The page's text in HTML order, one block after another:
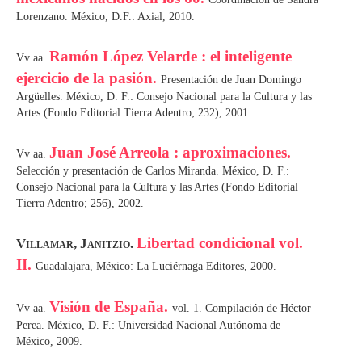
Lorenzano. México, D.F.: Axial, 2010.
Vv aa. Ramón López Velarde : el inteligente
ejercicio de la pasión. Presentación de Juan Domingo
Argüelles. México, D. F.: Consejo Nacional para la Cultura y las
Artes (Fondo Editorial Tierra Adentro; 232), 2001.
Vv aa. Juan José Arreola : aproximaciones.
Selección y presentación de Carlos Miranda. México, D. F.:
Consejo Nacional para la Cultura y las Artes (Fondo Editorial
Tierra Adentro; 256), 2002.
Villamar, Janitzio. Libertad condicional vol.
II. Guadalajara, México: La Luciérnaga Editores, 2000.
Vv aa. Visión de España. vol. 1. Compilación de Héctor
Perea. México, D. F.: Universidad Nacional Autónoma de
México, 2009.